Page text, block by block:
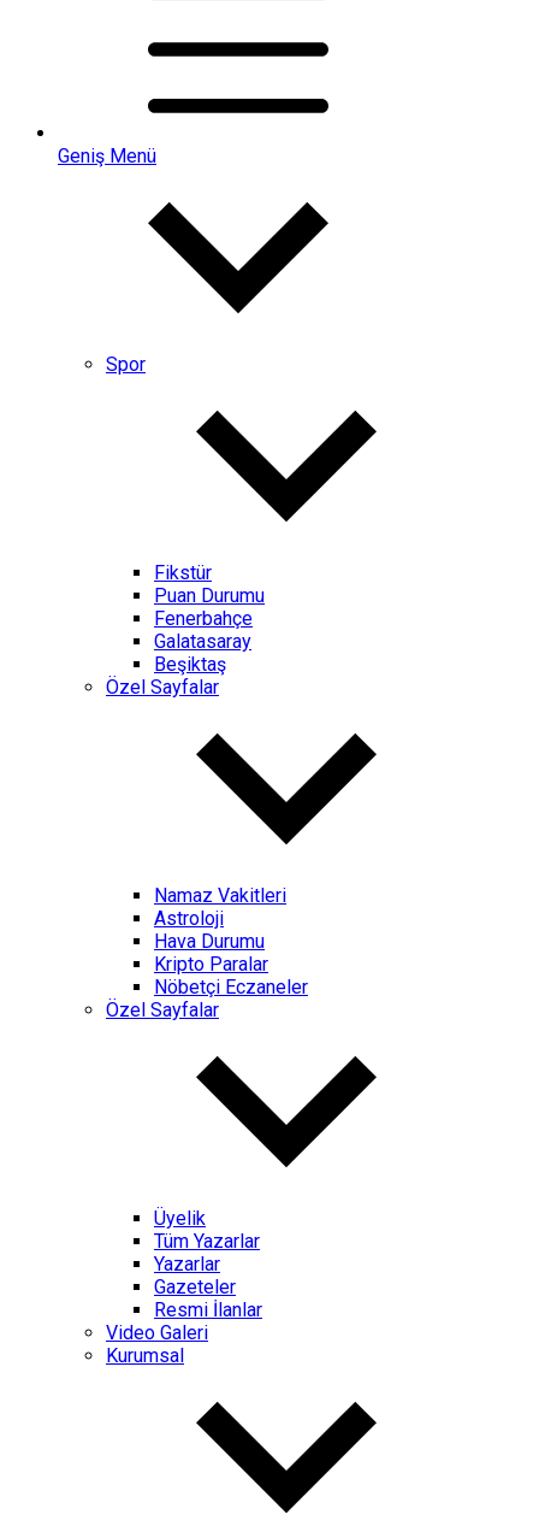
Geniş Menü
Spor
Fikstür
Puan Durumu
Fenerbahçe
Galatasaray
Beşiktaş
Özel Sayfalar
Namaz Vakitleri
Astroloji
Hava Durumu
Kripto Paralar
Nöbetçi Eczaneler
Özel Sayfalar
Üyelik
Tüm Yazarlar
Yazarlar
Gazeteler
Resmi İlanlar
Video Galeri
Kurumsal